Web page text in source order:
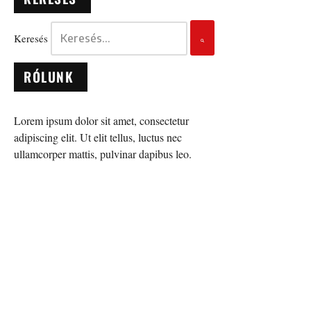
Keresés
RÓLUNK
Lorem ipsum dolor sit amet, consectetur
adipiscing elit. Ut elit tellus, luctus nec
ullamcorper mattis, pulvinar dapibus leo.